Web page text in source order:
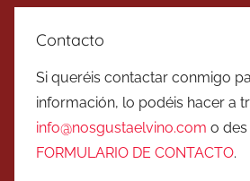
Contacto
Si queréis contactar conmigo
información, lo podéis hacer a
info@nosgustaelvino.com o
FORMULARIO DE CONTACTO.